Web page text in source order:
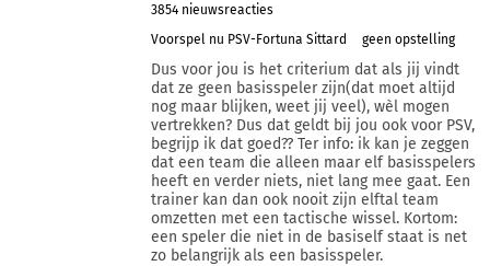
3854 nieuwsreacties
Voorspel nu PSV-Fortuna Sittard
geen opstelling
Dus voor jou is het criterium dat als jij vindt
dat ze geen basisspeler zijn(dat moet altijd
nog maar blijken, weet jij veel), wèl mogen
vertrekken? Dus dat geldt bij jou ook voor PSV,
begrijp ik dat goed?? Ter info: ik kan je zeggen
dat een team die alleen maar elf basisspelers
heeft en verder niets, niet lang mee gaat. Een
trainer kan dan ook nooit zijn elftal team
omzetten met een tactische wissel. Kortom:
een speler die niet in de basiself staat is net
zo belangrijk als een basisspeler.